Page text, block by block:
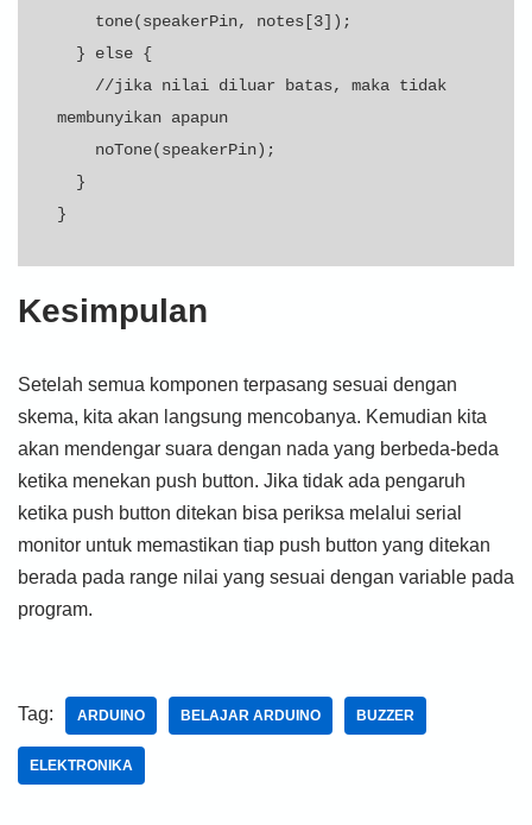
membunyikan apapun
}
Kesimpulan
Setelah semua komponen terpasang sesuai dengan
skema, kita akan langsung mencobanya. Kemudian kita
akan mendengar suara dengan nada yang berbeda-beda
ketika menekan push button. Jika tidak ada pengaruh
ketika push button ditekan bisa periksa melalui serial
monitor untuk memastikan tiap push button yang ditekan
berada pada range nilai yang sesuai dengan variable pada
program.
Tag: ARDUINO BELAJAR ARDUINO BUZZER
ELEKTRONIKA